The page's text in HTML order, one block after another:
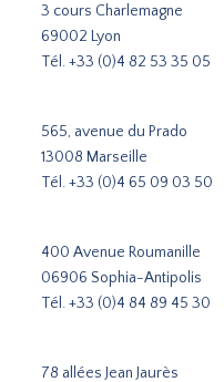
3 cours Charlemagne
69002 Lyon
Tél.+33 (0)4 82 53 35 05
565, avenue du Prado
13008 Marseille
Tél.+33 (0)4 65 09 03 50
400 Avenue Roumanille
06906 Sophia-Antipolis
Tél.+33 (0)4 84 89 45 30
78 allées Jean Jaurès